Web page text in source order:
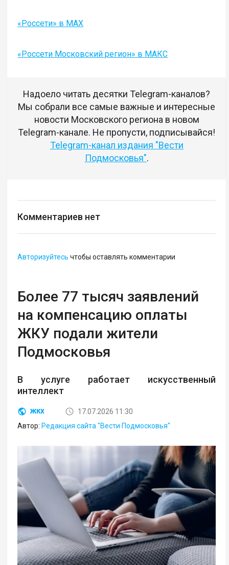
«Россети» в MAX
«Россети Московский регион» в МАКС
Надоело читать десятки Telegram-каналов?
Мы собрали все самые важные и интересные
новости Московского региона в новом
Telegram-канале. Не пропусти, подписывайся!
Telegram-канал издания "Вести
Подмосковья".
Комментариев нет
Авторизуйтесь чтобы оставлять комментарии
Более 77 тысяч заявлений
на компенсацию оплаты
ЖКУ подали жители
Подмосковья
В услуге работает искусственный
интеллект
ЖКХ
17.07.2026 11:30
Автор: Редакция сайта "Вести Подмосковья"